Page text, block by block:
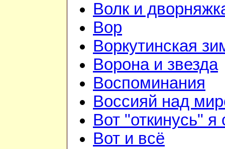
Волк и
Вор
Воркутинская
Ворона и звезда
Воспоминания
Воссияй над
Вот "откинусь" я
Вот и всё